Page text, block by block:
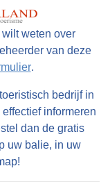
weten over
van deze
.
bedrijf in
informeren
dan de gratis
uw balie, in uw